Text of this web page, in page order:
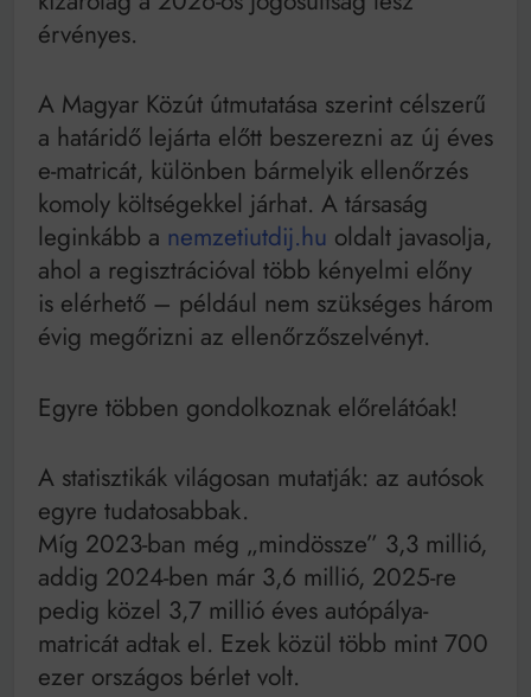
Bitumenes lapostetők: a bevált technológia akkor
működik, ha jól van felújítva
érvényes.
A Magyar Közút útmutatása szerint célszerű
a határidő lejárta előtt beszerezni az új éves
e-matricát, különben bármelyik ellenőrzés
komoly költségekkel járhat. A társaság
leginkább a nemzetiutdij.hu oldalt javasolja,
ahol a regisztrációval több kényelmi előny
is elérhető – például nem szükséges három
évig megőrizni az ellenőrzőszelvényt.
Egyre többen gondolkoznak előrelátóak!
A statisztikák világosan mutatják: az autósok
egyre tudatosabbak.
Míg 2023-ban még „mindössze” 3,3 millió,
addig 2024-ben már 3,6 millió, 2025-re
pedig közel 3,7 millió éves autópálya-
matricát adtak el. Ezek közül több mint 700
ezer országos bérlet volt.